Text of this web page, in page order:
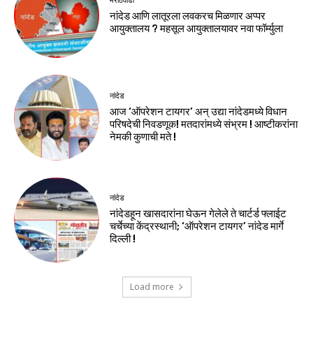
नांदेड आणि लातूरला लवकरच मिळणार अप्पर
आयुक्तालय ? महसूल आयुक्तालयावर नवा फॉर्म्युला
नांदेड
आज ‘ऑपरेशन टायगर’ अन् उद्या नांदेडमध्ये विधान
परिषदेची निवडणूक! मतदारांमध्ये संभ्रम ! आष्टीकरांना
नेमकी कुणाची मते !
नांदेड
नांदेडहून खासदारांना घेऊन गेलेले ते चार्टर्ड फ्लाईट
चर्चेच्या केंद्रस्थानी; ‘ऑपरेशन टायगर’ नांदेड मार्गे
दिल्ली !
Load more